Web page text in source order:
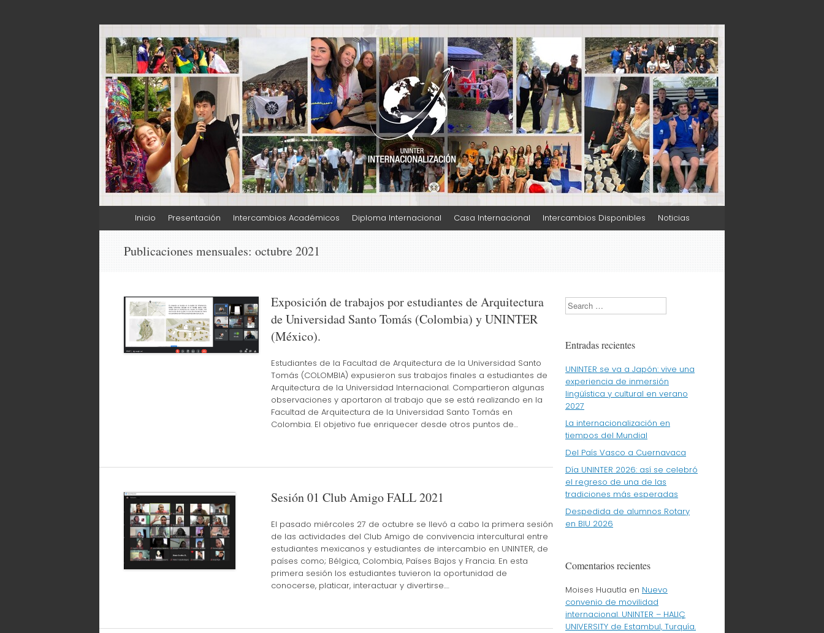
Internacionalización UNINTER
al
Inicio Presentación Intercambios Académicos Diploma Internacional Casa Internacional Intercambios Disponibles Noticias
Publicaciones mensuales: octubre 2021
Exposición de trabajos por estudiantes de Arquitectura
de Universidad Santo Tomás (Colombia) y UNINTER
(México).
Estudiantes de la Facultad de Arquitectura de la Universidad Santo
Tomás (COLOMBIA) expusieron sus trabajos finales a estudiantes de
Arquitectura de la Universidad Internacional. Compartieron algunas
observaciones y aportaron al trabajo que se está realizando en la
Facultad de Arquitectura de la Universidad Santo Tomás en
Colombia. El objetivo fue enriquecer desde otros puntos de…
Sesión 01 Club Amigo FALL 2021
El pasado miércoles 27 de octubre se llevó a cabo la primera sesión
de las actividades del Club Amigo de convivencia intercultural entre
estudiantes mexicanos y estudiantes de intercambio en UNINTER, de
países como; Bélgica, Colombia, Países Bajos y Francia. En esta
primera sesión los estudiantes tuvieron la oportunidad de
conocerse, platicar, interactuar y divertirse.…
Search
Entradas recientes
UNINTER se va a Japón: vive una
experiencia de inmersión
lingüística y cultural en verano
2027
La internacionalización en
tiempos del Mundial
Del País Vasco a Cuernavaca
Día UNINTER 2026: así se celebró
el regreso de una de las
tradiciones más esperadas
Despedida de alumnos Rotary
en BIU 2026
Comentarios recientes
Moises Huautla en Nuevo
convenio de movilidad
internacional. UNINTER – HALIÇ
UNIVERSITY de Estambul, Turquía.